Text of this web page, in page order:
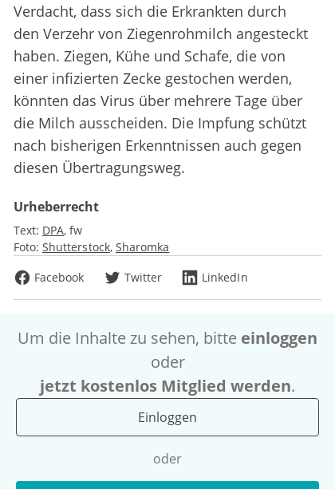
Verdacht, dass sich die Erkrankten durch
den Verzehr von Ziegenrohmilch angesteckt
haben. Ziegen, Kühe und Schafe, die von
einer infizierten Zecke gestochen werden,
könnten das Virus über mehrere Tage über
die Milch ausscheiden. Die Impfung schützt
nach bisherigen Erkenntnissen auch gegen
diesen Übertragungsweg.
Urheberrecht
Text: DPA fw
Foto: Shutterstock Sharomka
Facebook
Twitter LinkedIn
Um die Inhalte zu sehen, bitte einloggen
oder
jetzt kostenlos Mitglied werden.
Einloggen
oder